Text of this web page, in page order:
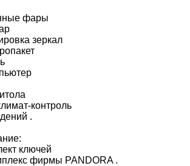
фары
зеркал
контроль
.
ключей
фирмы PANDORA .